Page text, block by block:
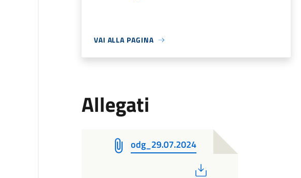
VAI ALLA PAGINA
Allegati
odg_29.07.2024